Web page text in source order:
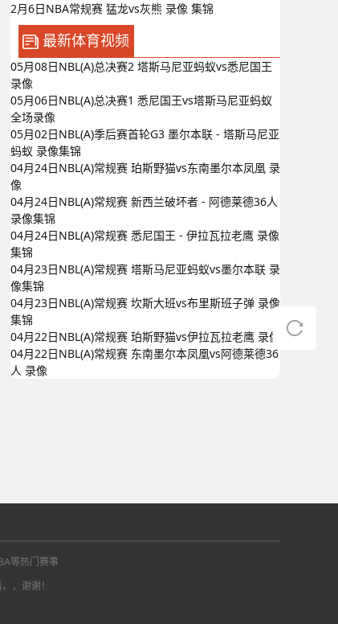
2月6日NBA常规赛 猛龙vs灰熊 录像 集锦
最新体育视频
05月08日NBL(A)总决赛2 塔斯马尼亚蚂蚁vs悉尼国王
录像
05月06日NBL(A)总决赛1 悉尼国王vs塔斯马尼亚蚂蚁
全场录像
05月02日NBL(A)季后赛首轮G3 墨尔本联 - 塔斯马尼亚
蚂蚁 录像集锦
04月24日NBL(A)常规赛 珀斯野猫vs东南墨尔本凤凰 录
像
04月24日NBL(A)常规赛 新西兰破坏者 - 阿德莱德36人
录像集锦
04月24日NBL(A)常规赛 悉尼国王 - 伊拉瓦拉老鹰 录像
集锦
04月23日NBL(A)常规赛 塔斯马尼亚蚂蚁vs墨尔本联 录
像集锦
04月23日NBL(A)常规赛 坎斯大班vs布里斯班子弹 录像
集锦
04月22日NBL(A)常规赛 珀斯野猫vs伊拉瓦拉老鹰 录像
04月22日NBL(A)常规赛 东南墨尔本凤凰vs阿德莱德36
人 录像
等热门赛事
，谢谢！